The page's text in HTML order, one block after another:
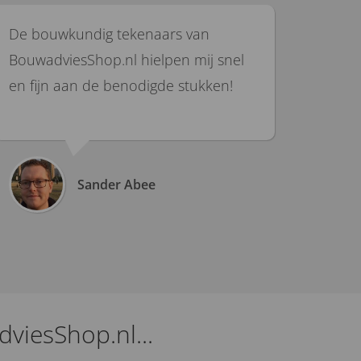
De bouwkundig tekenaars van
BouwadviesShop.nl hielpen mij snel
en fijn aan de benodigde stukken!
Sander Abee